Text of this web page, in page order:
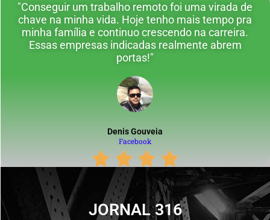
"Conseguir um trabalho remoto foi uma virada de
chave na minha vida. Hoje tenho mais tempo pra
minha família e continuo crescendo na carreira.
Essas empresas indicadas realmente abrem
portas!"
Denis Gouveia
Facebook
JORNAL 316